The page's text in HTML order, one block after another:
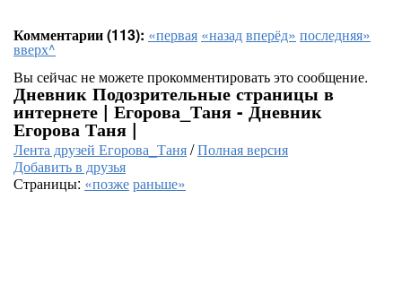
Комментарии (113): «первая «назадвперёд» последняя»
вверх^
Вы сейчас не можете прокомментировать это сообщение.
Дневник Подозрительные страницы в
интернете | Егорова_Таня - Дневник
Егорова Таня |
Лента друзей Егорова_Таня/Полная версия
Добавить в друзья
Страницы: «позжераньше»